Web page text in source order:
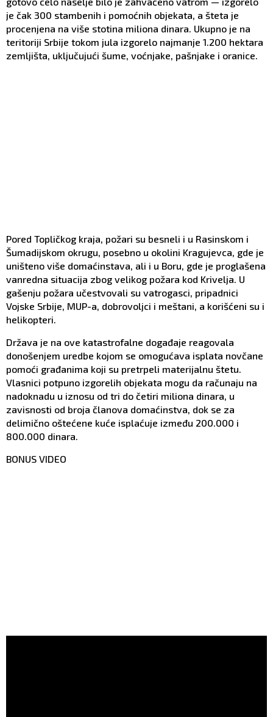
je čak 300 stambenih i pomoćnih objekata, a šteta je
procenjena na više stotina miliona dinara. Ukupno je na
teritoriji Srbije tokom jula izgorelo najmanje 1.200 hektara
zemljišta, uključujući šume, voćnjake, pašnjake i oranice.
Pored Topličkog kraja, požari su besneli i u Rasinskom i
Šumadijskom okrugu, posebno u okolini Kragujevca, gde je
uništeno više domaćinstava, ali i u Boru, gde je proglašena
vanredna situacija zbog velikog požara kod Krivelja. U
gašenju požara učestvovali su vatrogasci, pripadnici
Vojske Srbije, MUP-a, dobrovoljci i meštani, a korišćeni su i
helikopteri.
Država je na ove katastrofalne događaje reagovala
donošenjem uredbe kojom se omogućava isplata novčane
pomoći građanima koji su pretrpeli materijalnu štetu.
Vlasnici potpuno izgorelih objekata mogu da računaju na
nadoknadu u iznosu od tri do četiri miliona dinara, u
zavisnosti od broja članova domaćinstva, dok se za
delimično oštećene kuće isplaćuje između 200.000 i
800.000 dinara.
BONUS VIDEO